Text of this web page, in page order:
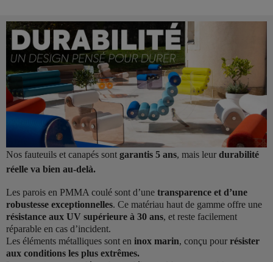
Nos fauteuils et canapés sont garantis 5 ans, mais leur durabilité
réelle va bien au-delà.
Les parois en PMMA coulé sont d’une transparence et d’une
robustesse exceptionnelles. Ce matériau haut de gamme offre une
résistance aux UV supérieure à 30 ans, et reste facilement
réparable en cas d’incident.
Les éléments métalliques sont en inox marin, conçu pour résister
aux conditions les plus extrêmes.